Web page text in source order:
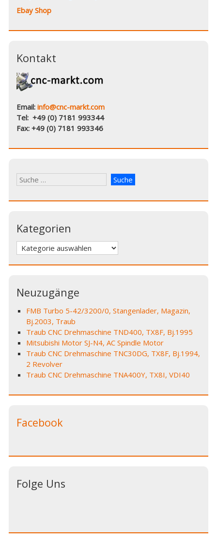
Ebay Shop
Kontakt
Email:info@cnc-markt.com
Tel: +49 (0) 7181 993344
Fax: +49 (0) 7181 993346
Kategorien
Kategorien
Neuzugänge
FMB Turbo 5-42/3200/0, Stangenlader, Magazin,
Bj.2003, Traub
Traub CNC Drehmaschine TND400, TX8F, Bj.1995
Mitsubishi Motor SJ-N4, AC Spindle Motor
Traub CNC Drehmaschine TNC30DG, TX8F, Bj.1994,
2 Revolver
Traub CNC Drehmaschine TNA400Y, TX8I, VDI40
Facebook
Folge Uns